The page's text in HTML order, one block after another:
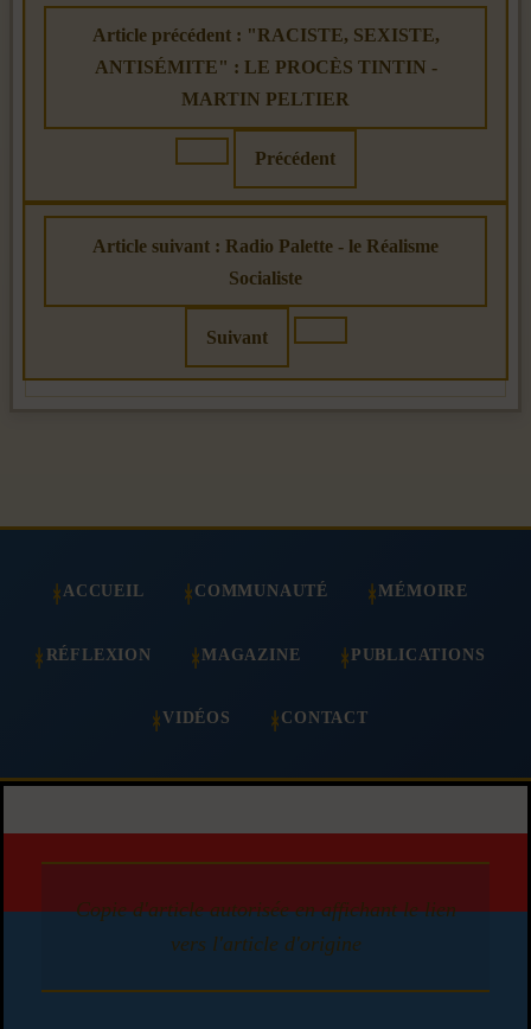
Article précédent : "RACISTE, SEXISTE,
ANTISÉMITE" : LE PROCÈS TINTIN -
MARTIN PELTIER
Précédent
Article suivant : Radio Palette - le Réalisme
Socialiste
Suivant
ACCUEIL COMMUNAUTÉ MÉMOIRE
RÉFLEXION MAGAZINE PUBLICATIONS
VIDÉOS CONTACT
Copie d'article autorisée en affichant le lien
vers l'article d'origine